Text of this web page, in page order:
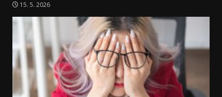
15. 5. 2026